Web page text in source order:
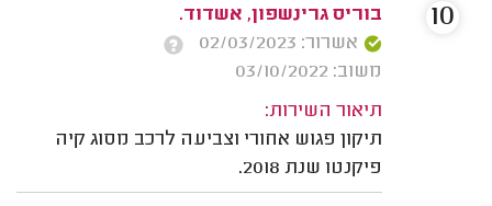
בוריס גרינשפון, אשדוד.
אשרור: 02/03/2023
משוב: 03/10/2022
תיאור השירות:
תיקון פגוש אחורי וצביעה לרכב מסוג קיה
פיקנטו שנת 2018.
10